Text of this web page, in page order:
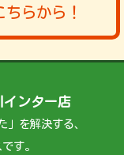
らから！
ンター店
」を解決する、
す。